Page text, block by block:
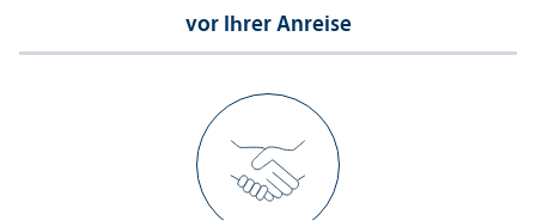
vor Ihrer Anreise